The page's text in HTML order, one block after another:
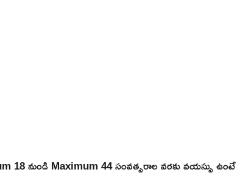
నుండి Maximum 44 సంవత్సరాల వరకు వయస్సు ఉంటే